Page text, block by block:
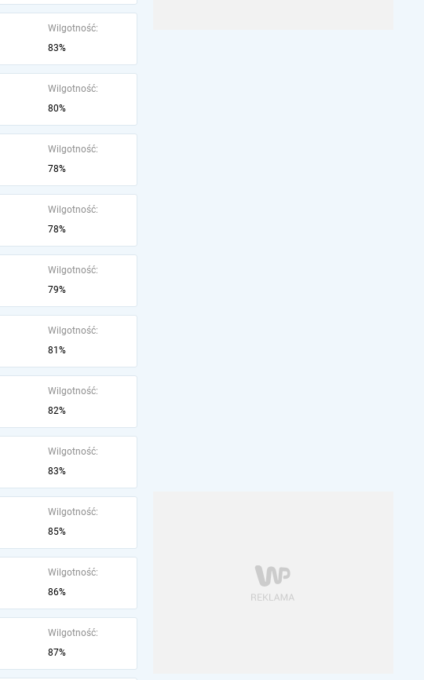
Wilgotność:
83%
Wilgotność:
80%
Wilgotność:
78%
Wilgotność:
78%
Wilgotność:
79%
Wilgotność:
81%
Wilgotność:
82%
Wilgotność:
83%
Wilgotność:
85%
Wilgotność:
86%
Wilgotność:
87%